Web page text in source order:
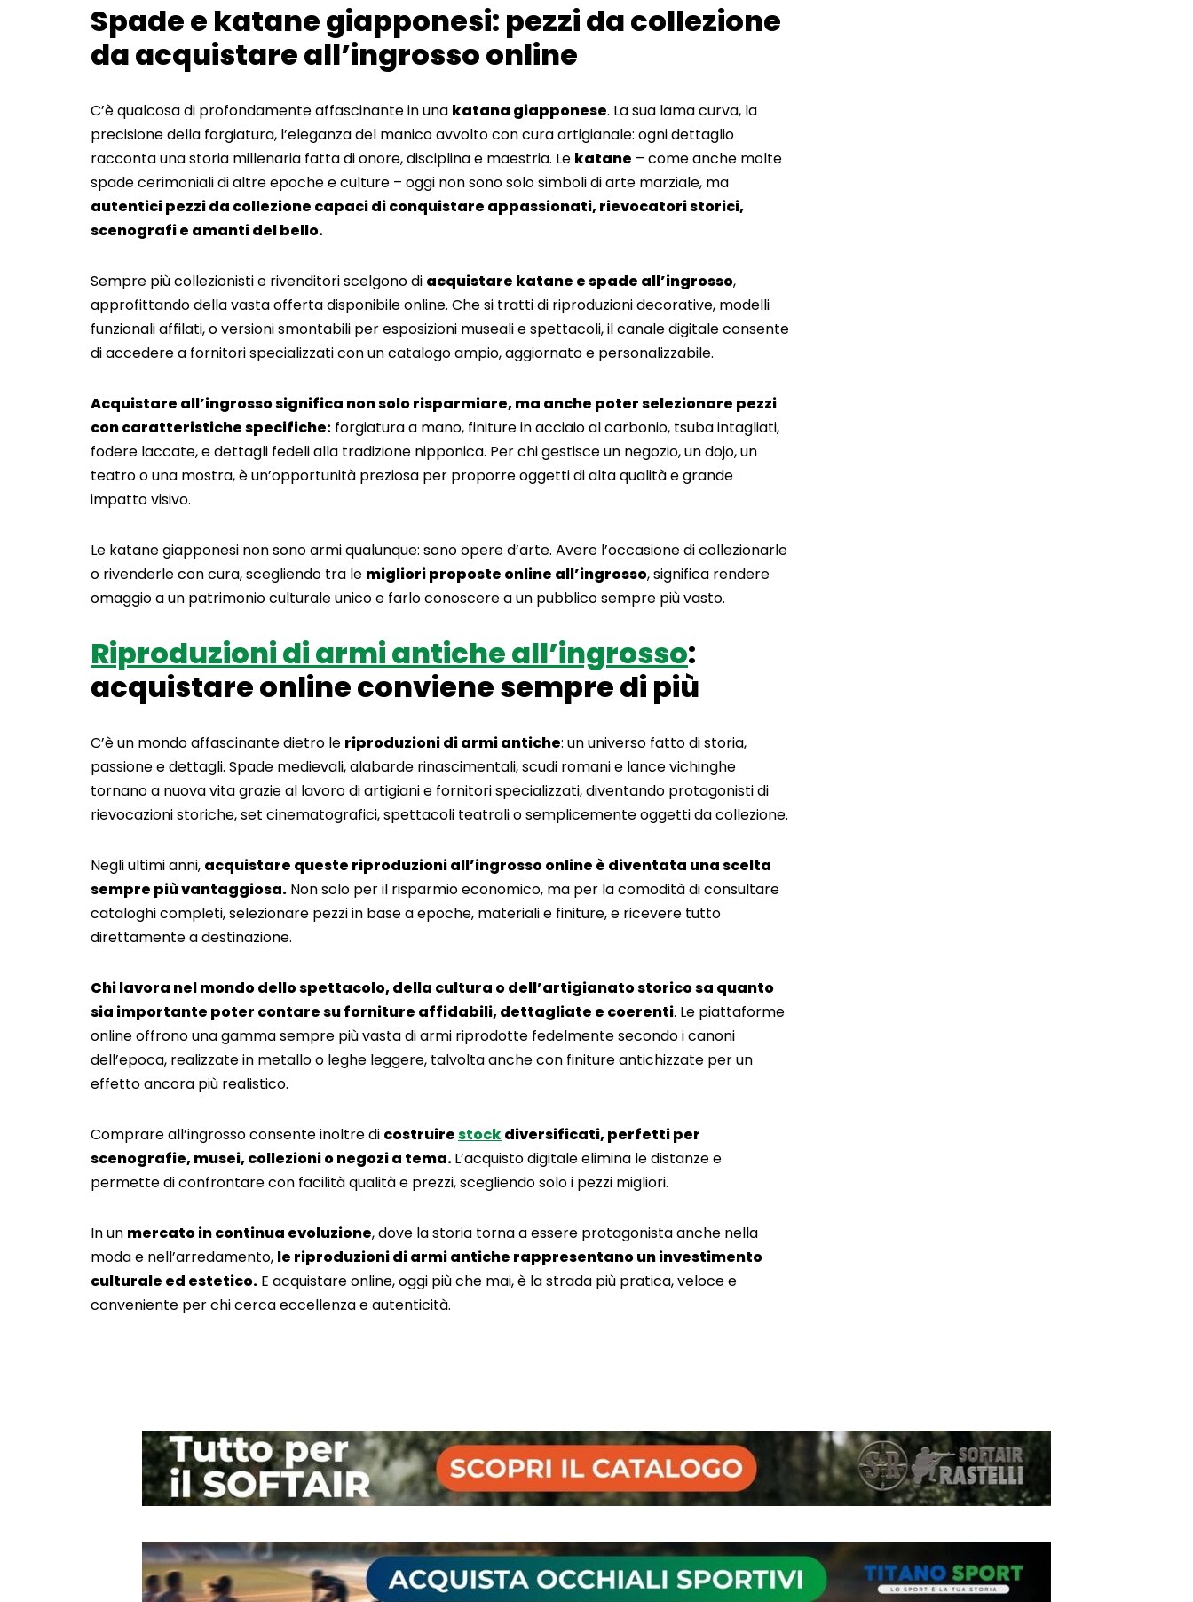
Spade e katane giapponesi: pezzi da collezione
da acquistare all’ingrosso online
C’è qualcosa di profondamente affascinante in una katana giapponese. La sua lama curva, la
precisione della forgiatura, l’eleganza del manico avvolto con cura artigianale: ogni dettaglio
racconta una storia millenaria fatta di onore, disciplina e maestria. Le katane – come anche molte
spade cerimoniali di altre epoche e culture – oggi non sono solo simboli di arte marziale, ma
autentici pezzi da collezione capaci di conquistare appassionati, rievocatori storici,
scenografi e amanti del bello.
Sempre più collezionisti e rivenditori scelgono di acquistare katane e spade all’ingrosso,
approfittando della vasta offerta disponibile online. Che si tratti di riproduzioni decorative, modelli
funzionali affilati, o versioni smontabili per esposizioni museali e spettacoli, il canale digitale consente
di accedere a fornitori specializzati con un catalogo ampio, aggiornato e personalizzabile.
Acquistare all’ingrosso significa non solo risparmiare, ma anche poter selezionare pezzi
con caratteristiche specifiche: forgiatura a mano, finiture in acciaio al carbonio, tsuba intagliati,
fodere laccate, e dettagli fedeli alla tradizione nipponica. Per chi gestisce un negozio, un dojo, un
teatro o una mostra, è un’opportunità preziosa per proporre oggetti di alta qualità e grande
impatto visivo.
Le katane giapponesi non sono armi qualunque: sono opere d’arte. Avere l’occasione di collezionarle
o rivenderle con cura, scegliendo tra le migliori proposte online all’ingrosso, significa rendere
omaggio a un patrimonio culturale unico e farlo conoscere a un pubblico sempre più vasto.
Riproduzioni di armi antiche all’ingrosso:
acquistare online conviene sempre di più
C’è un mondo affascinante dietro le riproduzioni di armi antiche: un universo fatto di storia,
passione e dettagli. Spade medievali, alabarde rinascimentali, scudi romani e lance vichinghe
tornano a nuova vita grazie al lavoro di artigiani e fornitori specializzati, diventando protagonisti di
rievocazioni storiche, set cinematografici, spettacoli teatrali o semplicemente oggetti da collezione.
Negli ultimi anni, acquistare queste riproduzioni all’ingrosso online è diventata una scelta
sempre più vantaggiosa. Non solo per il risparmio economico, ma per la comodità di consultare
cataloghi completi, selezionare pezzi in base a epoche, materiali e finiture, e ricevere tutto
direttamente a destinazione.
Chi lavora nel mondo dello spettacolo, della cultura o dell’artigianato storico sa quanto
sia importante poter contare su forniture affidabili, dettagliate e coerenti. Le piattaforme
online offrono una gamma sempre più vasta di armi riprodotte fedelmente secondo i canoni
dell’epoca, realizzate in metallo o leghe leggere, talvolta anche con finiture antichizzate per un
effetto ancora più realistico.
Comprare all’ingrosso consente inoltre di costruirestockdiversificati, perfetti per
scenografie, musei, collezioni o negozi a tema.L’acquisto digitale elimina le distanze e
permette di confrontare con facilità qualità e prezzi, scegliendo solo i pezzi migliori.
In un mercato in continua evoluzione, dove la storia torna a essere protagonista anche nella
moda e nell’arredamento, le riproduzioni di armi antiche rappresentano un investimento
culturale ed estetico. E acquistare online, oggi più che mai, è la strada più pratica, veloce e
conveniente per chi cerca eccellenza e autenticità.